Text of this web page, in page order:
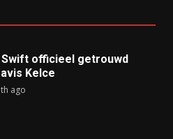
officieel getrouwd
Kelce
ago